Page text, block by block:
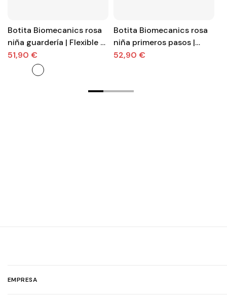
Botita Biomecanics rosa
niña guardería | Flexible y
segura
51,90 €
Botita Biomecanics rosa
niña primeros pasos |
Cómoda y segura para
52,90 €
EMPRESA